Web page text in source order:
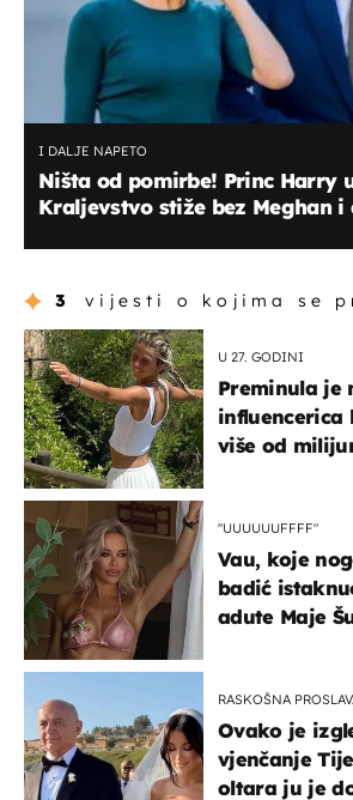
I DALJE NAPETO
Ništa od pomirbe! Princ Harry
Kraljevstvo stiže bez Meghan i
3 vijesti o kojima se
U 27. GODINI
Preminula je
više od
"UUUUUUFFFF"
Vau, koje
badić
adute Maje
RASKOŠNA
Ovako je
vjenčanje
oltara ju je